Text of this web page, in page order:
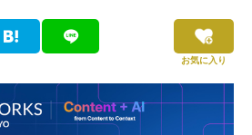
お気に入り